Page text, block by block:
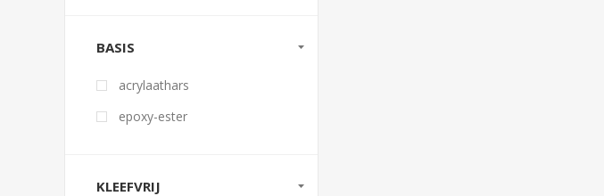
BASIS
acrylaathars
epoxy-ester
KLEEFVRIJ